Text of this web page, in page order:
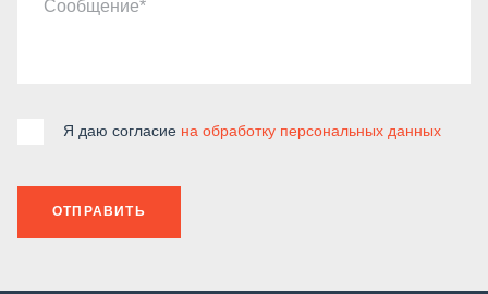
Сообщение
Я даю согласие на обработку персональных данных
ОТПРАВИТЬ